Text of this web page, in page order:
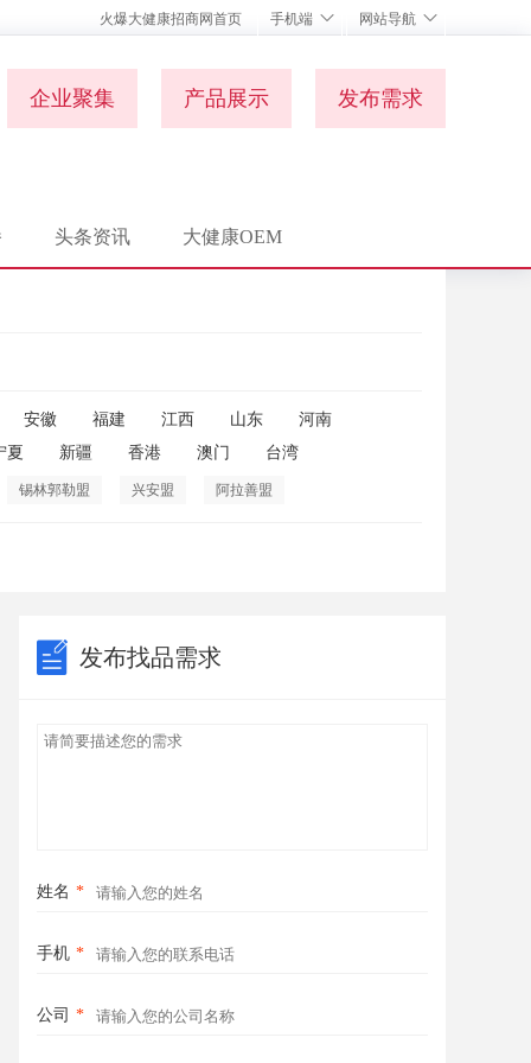
火爆大健康招商网首页 手机端 网站导航
企业聚集 产品展示 发布需求
头条资讯 大健康OEM
安徽 福建 江西 山东
河南
夏
新疆 香港 澳门 台湾
锡林郭勒盟 兴安盟 阿拉善盟
发布找品需求
姓名 *
手机 *
公司 *